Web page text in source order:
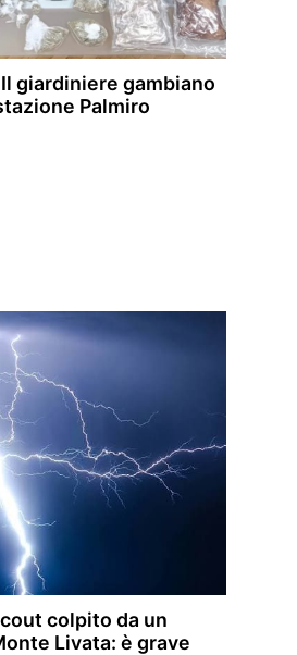
Il giardiniere gambiano
Palmiro
colpito da un
Livata: è grave